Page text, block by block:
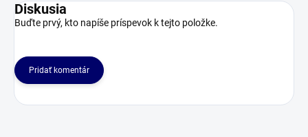
Diskusia
Buďte prvý, kto napíše príspevok k tejto položke.
Pridať komentár